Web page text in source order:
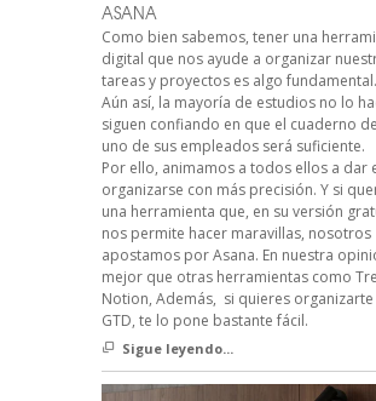
ASANA
Como bien sabemos, tener una
digital que nos ayude a organizar
tareas y proyectos es algo fundamental.
Aún así, la mayoría de estudios no lo
siguen confiando en que el cuaderno
uno de sus empleados será suficiente.
Por ello, animamos a todos ellos a dar
organizarse con más precisión. Y si
una herramienta que, en su versión
nos permite hacer maravillas, nosotros
apostamos por Asana. En nuestra
mejor que otras herramientas como
Notion, Además, si quieres organizarte
GTD, te lo pone bastante fácil.
Sigue leyendo...